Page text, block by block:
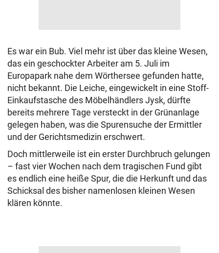
Es war ein Bub. Viel mehr ist über das kleine Wesen,
das ein geschockter Arbeiter am 5. Juli im
Europapark nahe dem Wörthersee gefunden hatte,
nicht bekannt. Die Leiche, eingewickelt in eine Stoff-
Einkaufstasche des Möbelhändlers Jysk, dürfte
bereits mehrere Tage versteckt in der Grünanlage
gelegen haben, was die Spurensuche der Ermittler
und der Gerichtsmedizin erschwert.
Doch mittlerweile ist ein erster Durchbruch gelungen
– fast vier Wochen nach dem tragischen Fund gibt
es endlich eine heiße Spur, die die Herkunft und das
Schicksal des bisher namenlosen kleinen Wesen
klären könnte.